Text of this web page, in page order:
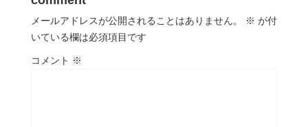
メールアドレスが公開されることはありません。 ※ が付
いている欄は必須項目です
コメント ※